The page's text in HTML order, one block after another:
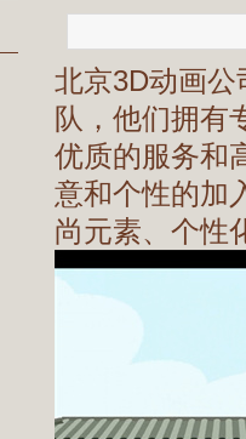
北京3D动画
队，他们拥有
优质的服务和
意和个性的加
尚元素、个性